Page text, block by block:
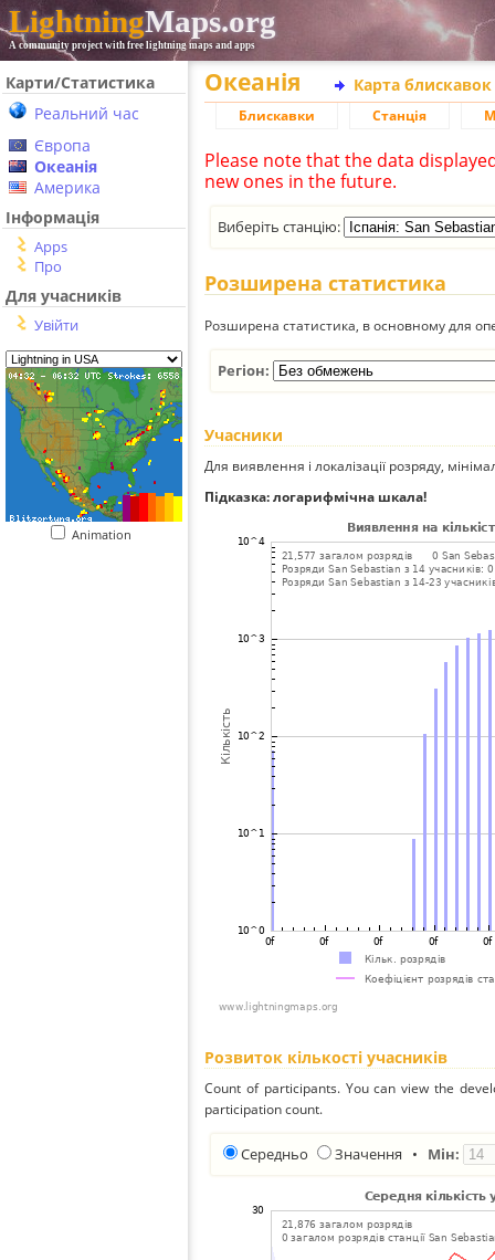
LightningMaps.org
A community project with free lightning maps and apps
Карти/Статистика
Реальний час
Європа
Океанія
Америка
Інформація
Apps
Про
Для учасників
Увійти
Animation
Океанія Карта
Блискавки Станція
Please note that the data
new ones in the future.
Виберіть станцію:
Розширена статистика
Розширена статистика, в основному для
Регіон:
Учасники
Для виявлення і локалізації розряду,
Підказка: логарифмічна шкала!
Розвиток кількості учасників
Count of participants. You can view the
participation count.
Середньо Значення • Мін: